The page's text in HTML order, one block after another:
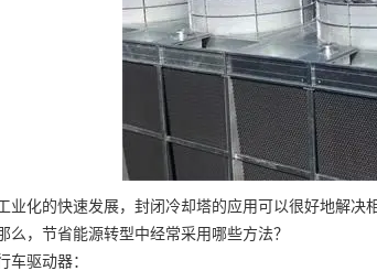
化的快速发展，封闭冷却塔的应用可以很好地解决
么，节省能源转型中经常采用哪些方法？
驱动器：